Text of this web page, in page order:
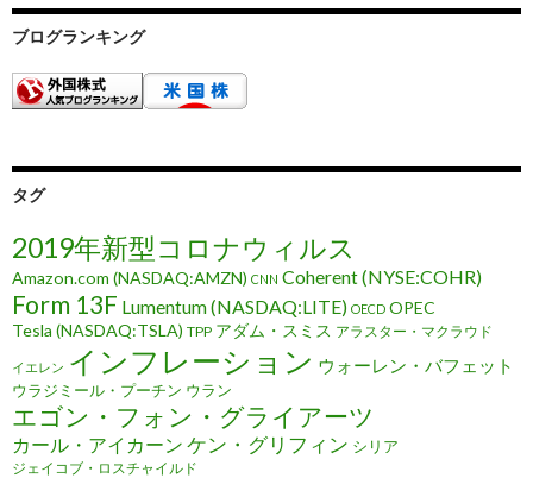
ブログランキング
タグ
2019年新型コロナウィルス
Amazon.com (NASDAQ:AMZN) CNN Coherent (NYSE:COHR)
Form 13F Lumentum (NASDAQ:LITE) OECD OPEC
Tesla (NASDAQ:TSLA) TPP アダム・スミス アラスター・マクラウド
イエレン インフレーション ウォーレン・バフェット
ウラジミール・プーチン ウラン
エゴン・フォン・グライアーツ
カール・アイカーン ケン・グリフィン シリア
ジェイコブ・ロスチャイルド